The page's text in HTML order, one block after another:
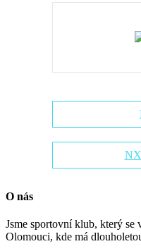
O nás
Jsme sportovní klub, který se
Olomouci, kde má